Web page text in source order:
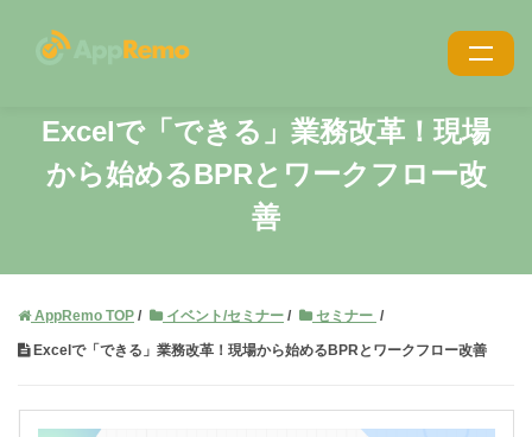
特長
機能
導入事例
Excelで「できる」業務改革！ 現場
から始めるBPRとワークフロー改
善
AppRemo TOP イベント/セミナー セミナー
Excelで「できる」業務改革！現場から始めるBPRとワークフロー改善